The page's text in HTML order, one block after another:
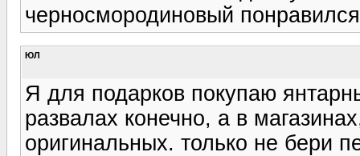
черносмородиновый
ЮЛ
Я для подарков покупаю
развалах конечно, а в
оригинальных. только не бери